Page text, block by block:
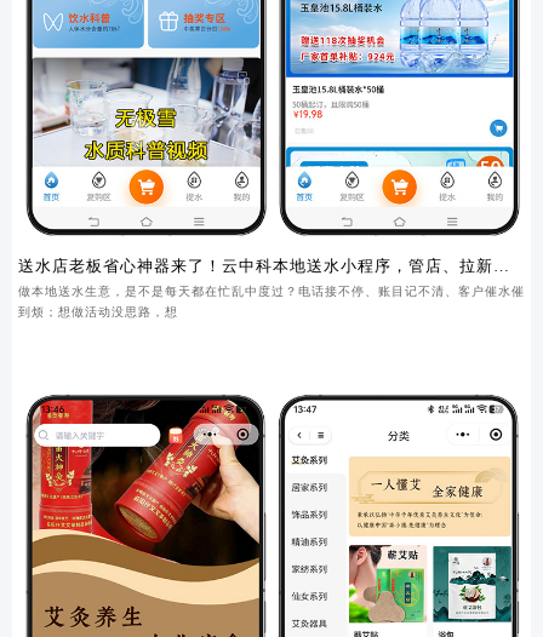
送水店老板省心神器来了！云中科本地送水小程序，管店、拉新、
锁客一步到位
做本地送水生意，是不是每天都在忙乱中度过？电话接不停、账目记不清、客户催水催
到烦；想做活动没思路，想